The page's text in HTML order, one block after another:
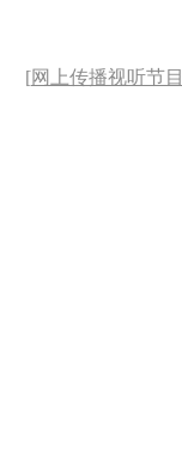
[网上传播视听节